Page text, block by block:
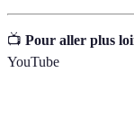
📺 Pour aller plus
YouTube